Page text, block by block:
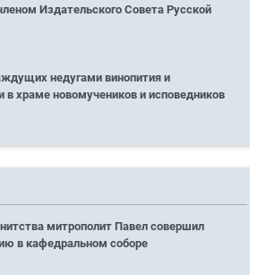
Издательского Совета Русской
недугами винопития и
в храме новомучеников и исповедников
митрополит Павел совершил
в кафедральном соборе